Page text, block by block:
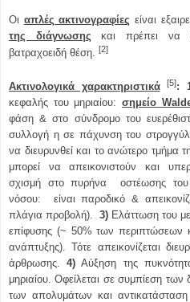
Οι απλές ακτινογραφίες είναι
της διάγνωσης και πρέπει να
βατραχοειδή θέση. [2]
Ακτινολογικά χαρακτηριστικά [5]:
κεφαλής του μηριαίου:σημείο
φάση & στο σύνδρομο του
συλλογή η σε πάχυνση του
να διευρυνθεί και το ανώτερο τμήμα
μπορεί να απεικονιστούν και
σχισμή στο πυρήνα οστέωσης
νόσου: είναι παροδικό &
πλάγια προβολή). 3) Ελάττωση του
επίφυσης (~ 50% των περιπτώσεων
ανάπτυξης). Τότε απεικονίζεται
άρθρωσης.4) Αύξηση της
μηριαίου. Οφείλεται σε συμπίεση
των απολυμάτων και